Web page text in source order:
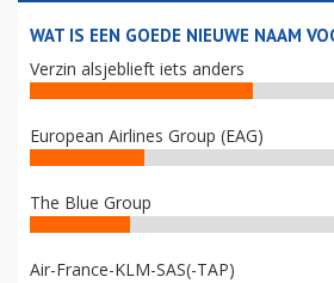
WAT IS EEN GOEDE NIEUWE NAAM
Verzin alsjeblieft iets anders
European Airlines Group (EAG)
The Blue Group
Air-France-KLM-SAS(-TAP)